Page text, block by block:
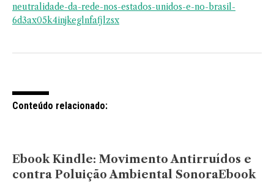
neutralidade-da-rede-nos-estados-unidos-e-no-brasil-
6d3ax05k4injkeglnfafjlzsx
Conteúdo relacionado:
Ebook Kindle: Movimento Antirruídos e
contra Poluição Ambiental SonoraEbook